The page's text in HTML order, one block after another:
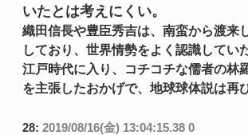
いたとは考えにくい。
織田信長や豊臣秀吉は、南蛮から渡来
しており、世界情勢をよく認識していた
江戸時代に入り、コチコチな儒者の林
を主張したおかげで、地球球体説は再
28: 2019/08/16(金) 13:04:15.38 0